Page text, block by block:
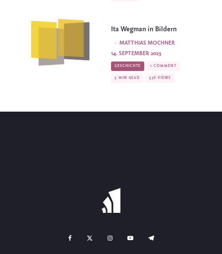
Ita Wegman in Bildern
MATTHIAS MOCHNER
·
14. SEPTEMBER 2023
GESCHICHTE 1 COMMENT
3 MIN READ 576 VIEWS